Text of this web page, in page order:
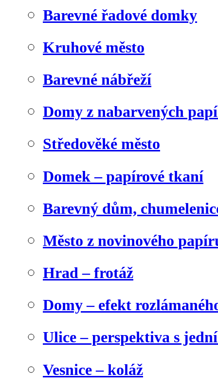
Barevné řadové domky
Kruhové město
Barevné nábřeží
Domy z nabarvených
Středověké město
Domek – papírové tkaní
Barevný dům,
Město z novinového
Hrad – frotáž
Domy – efekt
Ulice – perspektiva s
Vesnice – koláž